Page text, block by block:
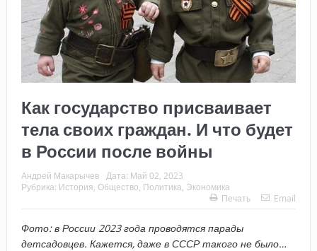
Как государство присваивает
тела своих граждан. И что будет
в России после войны
Андрей Макарычев Дата: Май 02, 2023
Рубрика: История Общество Политика Экономика
Печать
Email
Фото: в России 2023 года проводятся парады
детсадовцев. Кажется, даже в СССР такого не было…